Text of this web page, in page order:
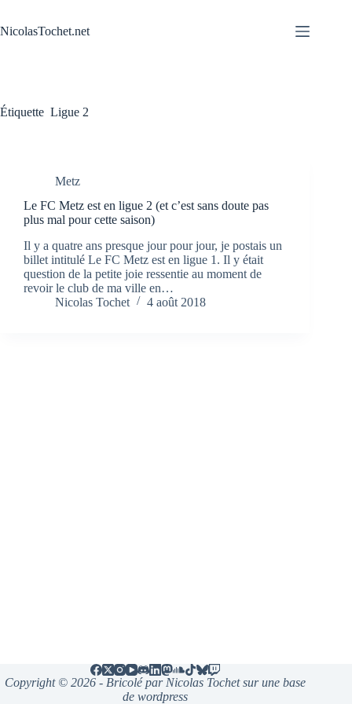
contenu
NicolasTochet.net
Étiquette Ligue 2
Metz
Le FC Metz est en ligue 2 (et c’est sans doute pas
plus mal pour cette saison)
Il y a quatre ans presque jour pour jour, je postais un
billet intitulé Le FC Metz est en ligue 1. Il y était
question de la petite joie ressentie au moment de
revoir le club de ma ville en…
Nicolas Tochet
4 août 2018
Copyright © 2026 - Bricolé par Nicolas Tochet sur une base
de wordpress